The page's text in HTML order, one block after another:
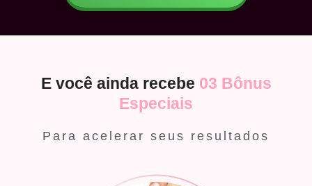
E você ainda recebe 03 Bônus
Especiais
Para acelerar seus resultados